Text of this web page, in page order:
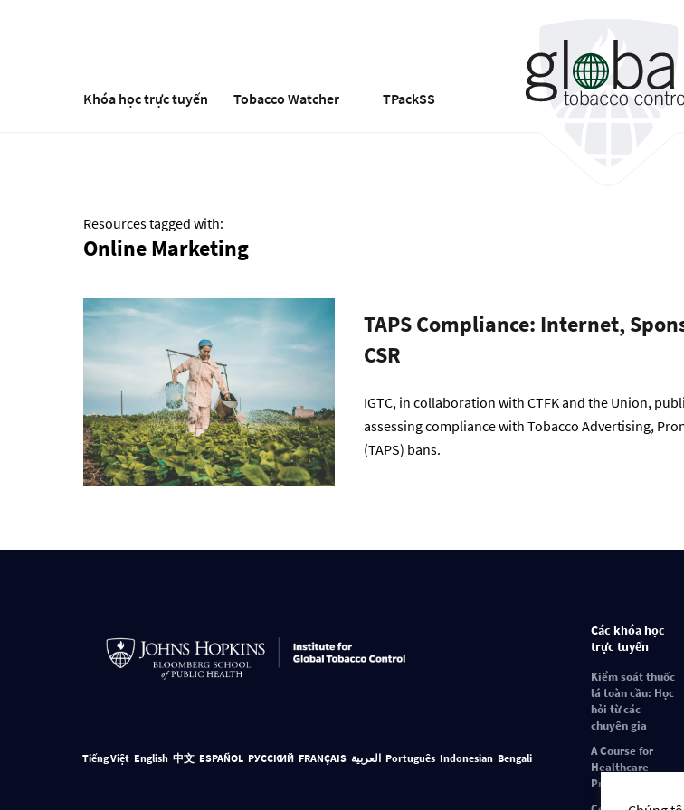
Khóa học trực tuyến Tobacco Watcher TPackSS
Resources tagged with:
Online Marketing
TAPS Compliance: Internet,
CSR
IGTC, in collaboration with CTFK and the Union,
assessing compliance with Tobacco Advertising,
(TAPS) bans.
Tiếng Việt English 中文 ESPAÑOL РУССКИЙ FRANÇAIS العربية Português Indonesian Bengali
Các khóa học
trực tuyến
Kiểm soát thuốc
lá toàn cầu: Học
hỏi từ các
chuyên gia
A Course for
Healthcare
Professionals